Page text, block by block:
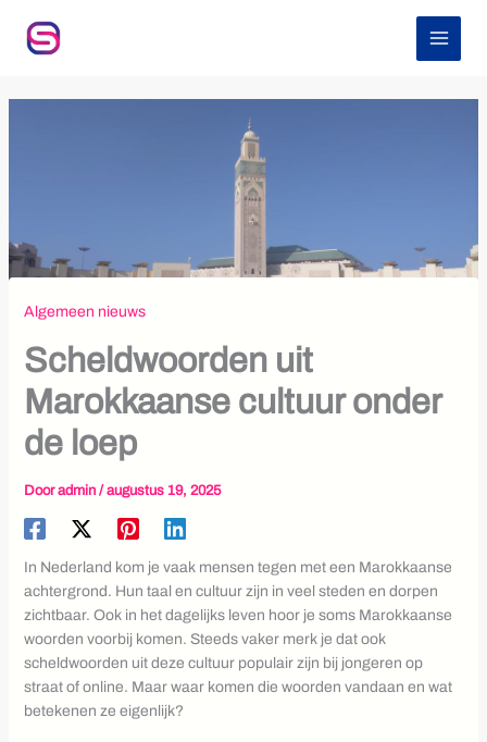
naar
Algemeen nieuws
Scheldwoorden uit
Marokkaanse cultuur onder
de loep
Dooradmin /augustus 19, 2025
In Nederland kom je vaak mensen tegen met een Marokkaanse
achtergrond. Hun taal en cultuur zijn in veel steden en dorpen
zichtbaar. Ook in het dagelijks leven hoor je soms Marokkaanse
woorden voorbij komen. Steeds vaker merk je dat ook
scheldwoorden uit deze cultuur populair zijn bij jongeren op
straat of online. Maar waar komen die woorden vandaan en wat
betekenen ze eigenlijk?
o
e
e